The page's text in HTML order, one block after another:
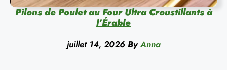
Pilons de Poulet au Four Ultra Croustillants à
l’Érable
juillet 14, 2026 By Anna